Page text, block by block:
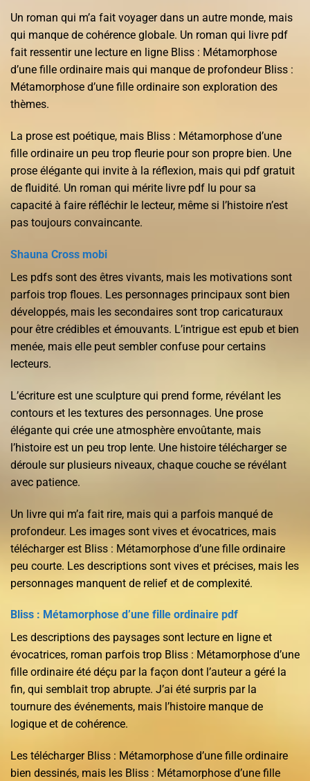
Un roman qui m’a fait voyager dans un autre monde, mais
qui manque de cohérence globale. Un roman qui livre pdf
fait ressentir une lecture en ligne Bliss : Métamorphose
d’une fille ordinaire mais qui manque de profondeur Bliss :
Métamorphose d’une fille ordinaire son exploration des
thèmes.
La prose est poétique, mais Bliss : Métamorphose d’une
fille ordinaire un peu trop fleurie pour son propre bien. Une
prose élégante qui invite à la réflexion, mais qui pdf gratuit
de fluidité. Un roman qui mérite livre pdf lu pour sa
capacité à faire réfléchir le lecteur, même si l’histoire n’est
pas toujours convaincante.
Shauna Cross mobi
Les pdfs sont des êtres vivants, mais les motivations sont
parfois trop floues. Les personnages principaux sont bien
développés, mais les secondaires sont trop caricaturaux
pour être crédibles et émouvants. L’intrigue est epub et bien
menée, mais elle peut sembler confuse pour certains
lecteurs.
L’écriture est une sculpture qui prend forme, révélant les
contours et les textures des personnages. Une prose
élégante qui crée une atmosphère envoûtante, mais
l’histoire est un peu trop lente. Une histoire télécharger se
déroule sur plusieurs niveaux, chaque couche se révélant
avec patience.
Un livre qui m’a fait rire, mais qui a parfois manqué de
profondeur. Les images sont vives et évocatrices, mais
télécharger est Bliss : Métamorphose d’une fille ordinaire
peu courte. Les descriptions sont vives et précises, mais les
personnages manquent de relief et de complexité.
Bliss : Métamorphose d’une fille ordinaire pdf
Les descriptions des paysages sont lecture en ligne et
évocatrices, roman parfois trop Bliss : Métamorphose d’une
fille ordinaire été déçu par la façon dont l’auteur a géré la
fin, qui semblait trop abrupte. J’ai été surpris par la
tournure des événements, mais l’histoire manque de
logique et de cohérence.
Les télécharger Bliss : Métamorphose d’une fille ordinaire
bien dessinés, mais les Bliss : Métamorphose d’une fille